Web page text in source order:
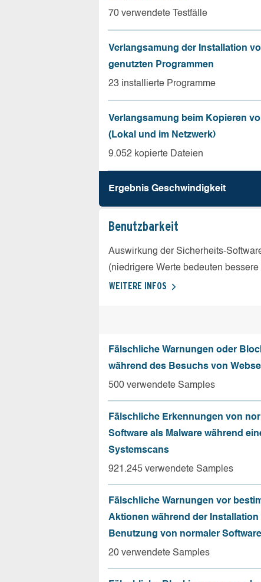
70 verwendete Testfälle
Verlangsamung der Installation
genutzten Programmen
23 installierte Programme
Verlangsamung beim Kopieren
(Lokal und im Netzwerk)
9.052 kopierte Dateien
Ergebnis Geschw­indigkeit
Benutz­barkeit
Auswirkung der Sicherheits-
(niedrigere Werte bedeuten
WEITERE INFOS
Fälschliche Warnungen oder
während des Besuchs von
500 verwendete Samples
Fälschliche Erkennungen von
Software als Malware während
Systemscans
921.245 verwendete Samples
Fälschliche Warnungen vor
Aktionen während der Installation
Benutzung von normaler Software
20 verwendete Samples